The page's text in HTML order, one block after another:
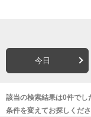
今日
該当の検索結果は0件でし
条件を変えてお探しくださ